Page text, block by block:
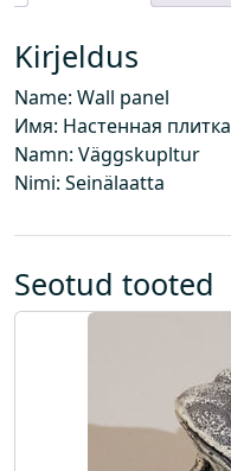
k
o
g
u
s
Kirjeldus
Name: Wall panel
Имя: Настенная плитка
Namn: Väggskupltur
Nimi: Seinälaatta
Seotud tooted